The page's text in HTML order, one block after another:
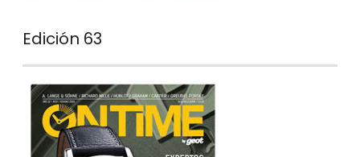
Edición 63